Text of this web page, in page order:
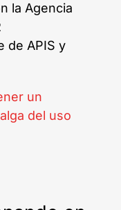
la Agencia
de APIS y
un
del uso